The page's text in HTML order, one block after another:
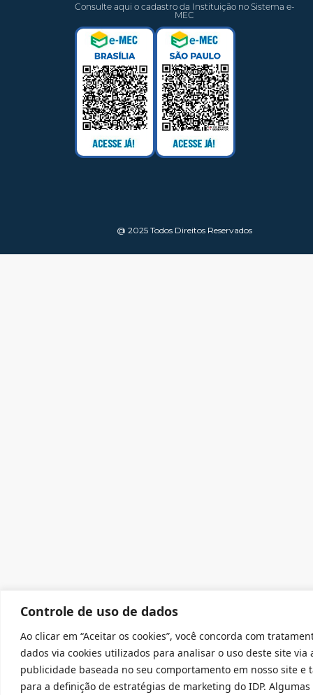
Controle de uso de dados
Ao clicar em “Aceitar os cookies”, você concorda com
dados via cookies utilizados para analisar o uso deste site via
publicidade baseada no seu comportamento em nosso site e
para a definição de estratégias de marketing do IDP. Algumas
Consulte aqui o cadastro da Instituição no Sistema e-
MEC
@ 2025 Todos Direitos Reservados